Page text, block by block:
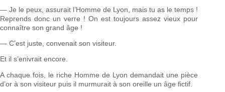
— Je le peux, assurait l’Homme de Lyon, mais tu as le temps !
Reprends donc un verre ! On est toujours assez vieux pour
connaître son grand âge !
— C’est juste, convenait son visiteur.
Et il s’enivrait encore.
A chaque fois, le riche Homme de Lyon demandait une pièce
d’or à son visiteur puis il murmurait à son oreille un âge fictif.